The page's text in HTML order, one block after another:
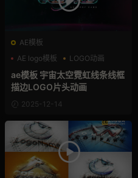
AE模板
AE logo模板
LOGO动画
三维
ae模板 宇宙太空霓虹线条线框
描边LOGO片头动画
2025-12-14